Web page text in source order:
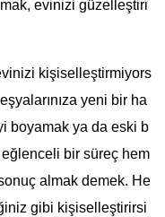
evinizi güzelleştiri
kişiselleştirmiyors
yeni bir ha
boyamak ya da eski b
bir süreç hem
almak demek. He
gibi kişiselleştirirsi